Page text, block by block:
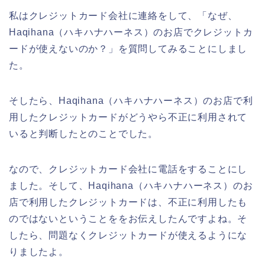
私はクレジットカード会社に連絡をして、「なぜ、
Haqihana（ハキハナハーネス）のお店でクレジットカ
ードが使えないのか？」を質問してみることにしまし
た。
そしたら、Haqihana（ハキハナハーネス）のお店で利
用したクレジットカードがどうやら不正に利用されて
いると判断したとのことでした。
なので、クレジットカード会社に電話をすることにし
ました。そして、Haqihana（ハキハナハーネス）のお
店で利用したクレジットカードは、不正に利用したも
のではないということををお伝えしたんですよね。そ
したら、問題なくクレジットカードが使えるようにな
りましたよ。